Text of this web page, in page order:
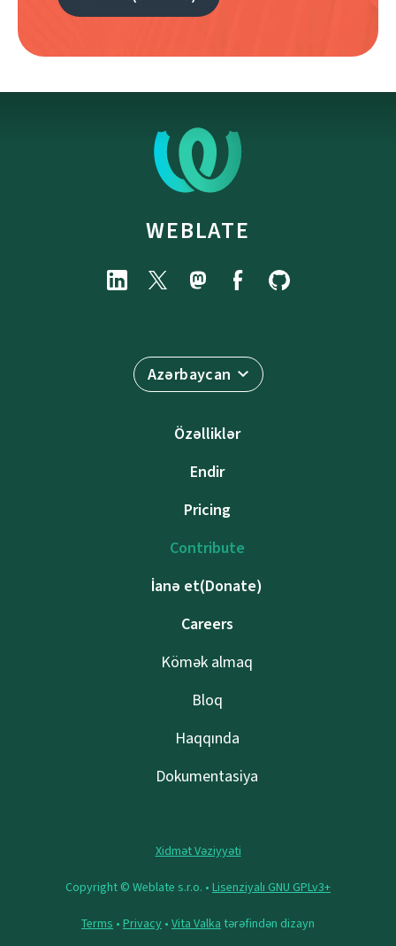
WEBLATE
Azərbaycan
Özəlliklər
Endir
Pricing
Contribute
İanə et(Donate)
Careers
Kömək almaq
Bloq
Haqqında
Dokumentasiya
Xidmət Vəziyyəti
Copyright © Weblate s.r.o. • Lisenziyalı GNU GPLv3+
Terms • Privacy • Vita Valka tərəfindən dizayn